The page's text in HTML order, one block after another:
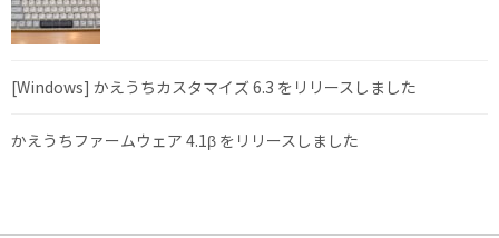
[Windows] かえうちカスタマイズ 6.3 をリリースしました
かえうちファームウェア 4.1β をリリースしました